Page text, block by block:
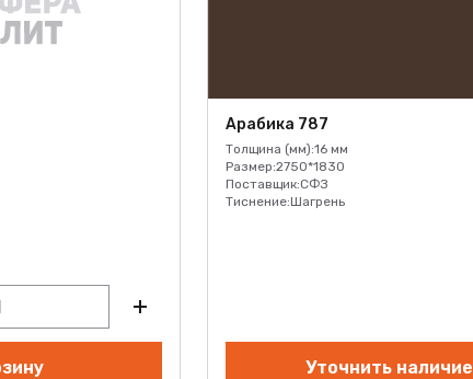
Арабика 787
Толщина (мм):16 мм
Размер:2750*1830
Поставщик:СФЗ
Тиснение:Шагрень
Уточнить наличие